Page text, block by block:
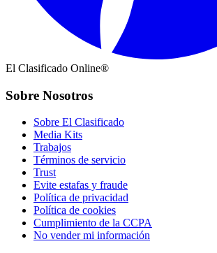
El Clasificado Online®
Sobre Nosotros
Sobre El Clasificado
Media Kits
Trabajos
Términos de servicio
Trust
Evite estafas y fraude
Política de privacidad
Política de cookies
Cumplimiento de la CCPA
No vender mi información